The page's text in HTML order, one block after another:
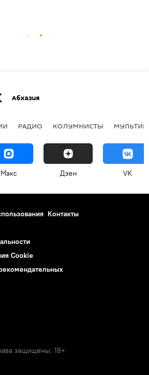
Абхазия
РАДИО КОЛУМНИСТЫ
Макс Дзен VK
Контакты
Cookie
защищены. 18+